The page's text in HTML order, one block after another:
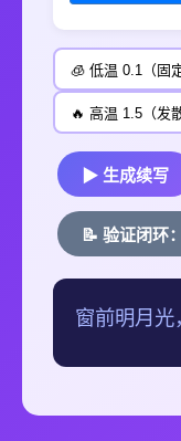
🧊 低温 0.1（固定
🔥 高温 1.5（发散
▶ 生成续写
📝 验证闭环
窗前明月光